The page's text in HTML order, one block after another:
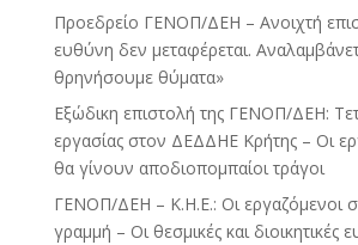
Προεδρείο ΓΕΝΟΠ/ΔΕΗ – Ανοιχτή
ευθύνη δεν μεταφέρεται.
θρηνήσουμε θύματα»
Εξώδικη επιστολή της ΓΕΝΟΠ/ΔΕΗ:
εργασίας στον ΔΕΔΔΗΕ Κρήτης – Οι
θα γίνουν αποδιοπομπαίοι τράγοι
ΓΕΝΟΠ/ΔΕΗ – Κ.Η.Ε.: Οι εργαζόμενοι
γραμμή – Οι θεσμικές και διοικητικές